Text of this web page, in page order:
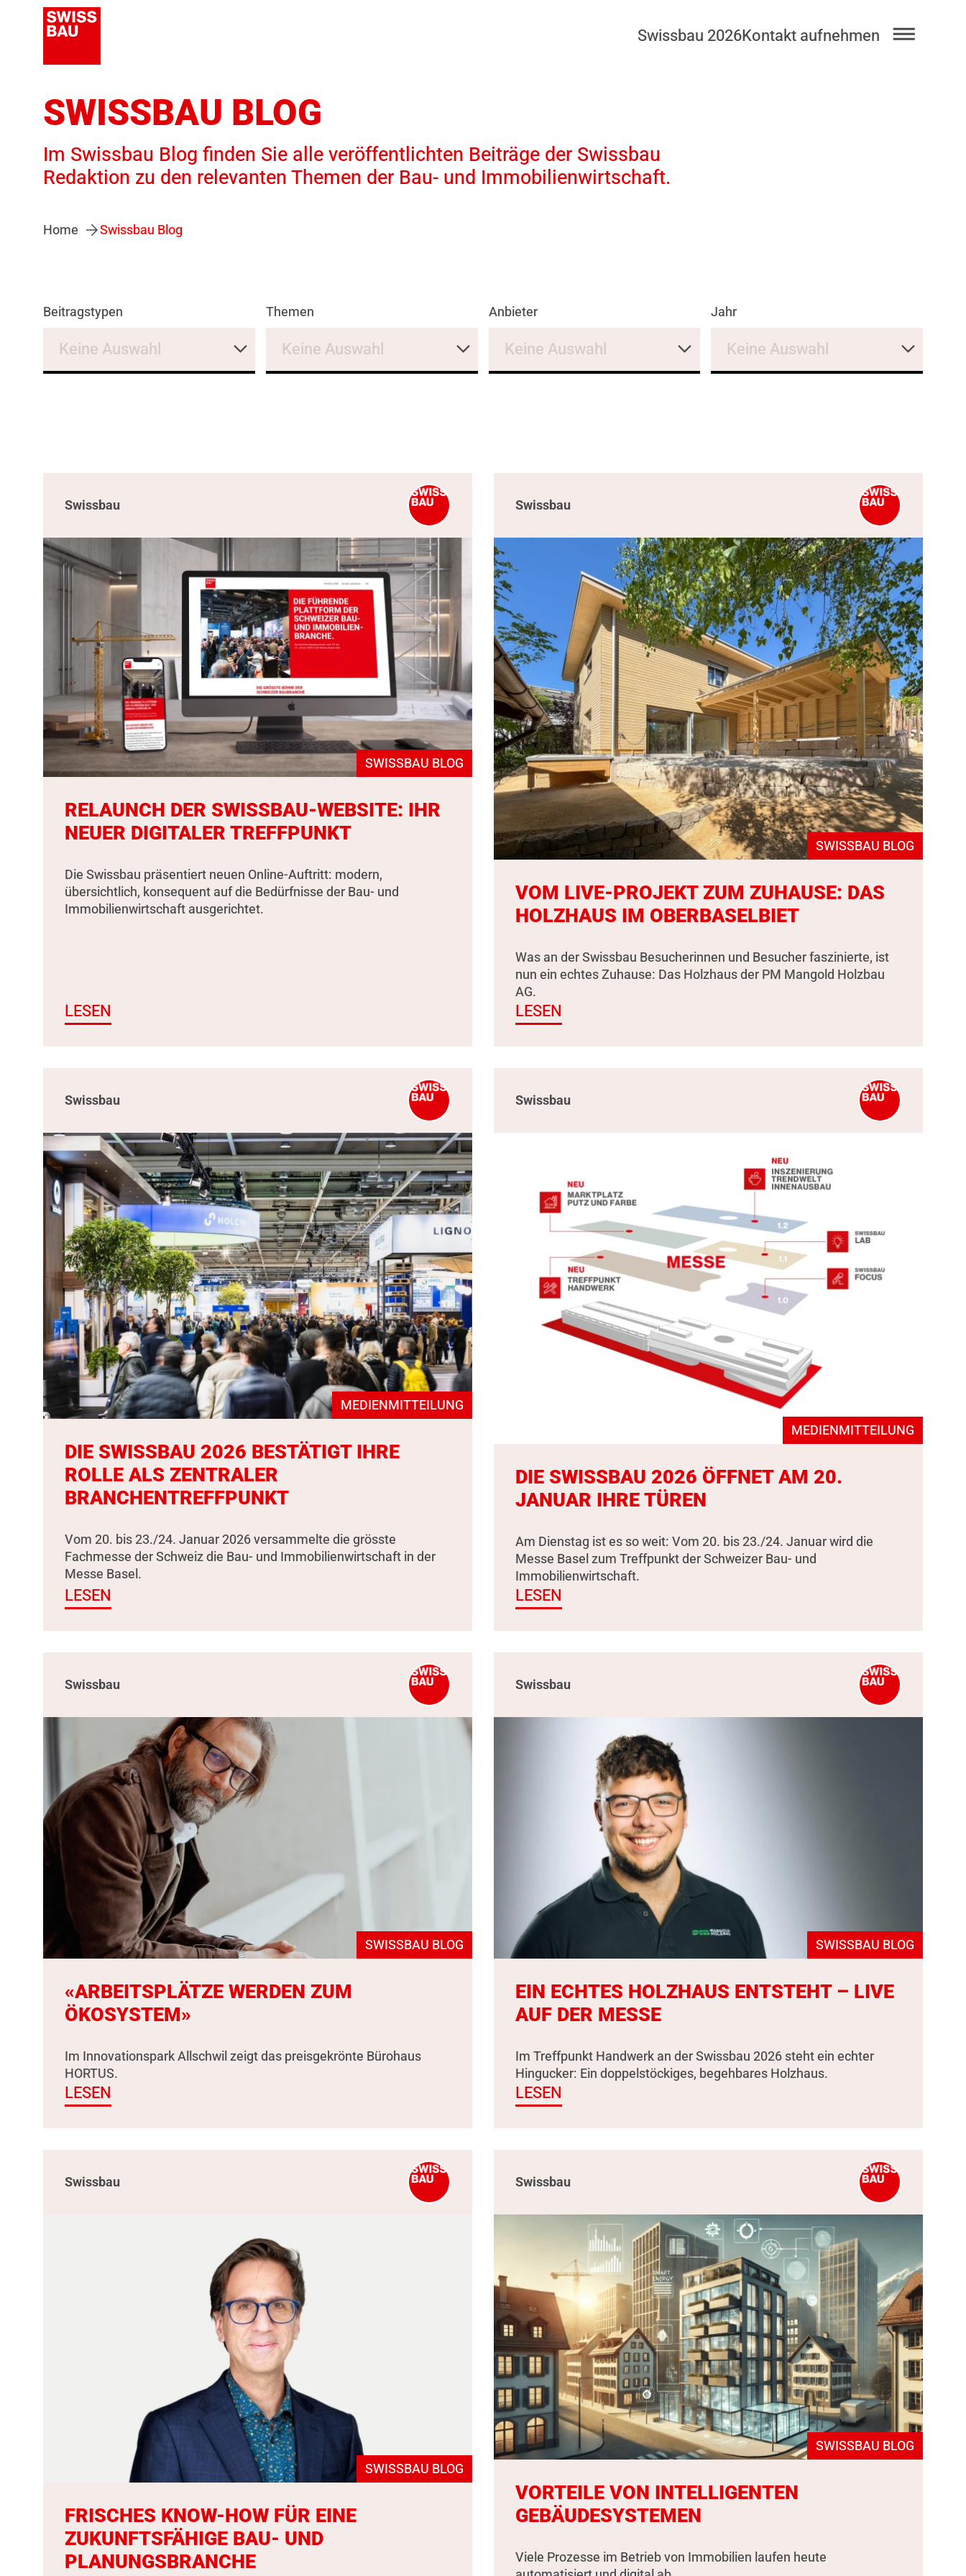
Swissbau 2026Kontakt aufnehmen
SWISSBAU BLOG
Im Swissbau Blog finden Sie alle veröffentlichten Beiträge der Swissbau
Redaktion zu den relevanten Themen der Bau- und Immobilienwirtschaft.
Home Swissbau Blog
Beitragstypen
Keine Auswahl
Themen
Keine Auswahl
Anbieter
Keine Auswahl
Jahr
Keine Auswahl
Swissbau
SWISSBAU BLOG
RELAUNCH DER SWISSBAU-WEBSITE: IHR
NEUER DIGITALER TREFFPUNKT
Die Swissbau präsentiert neuen Online-Auftritt: modern,
übersichtlich, konsequent auf die Bedürfnisse der Bau- und
Immobilienwirtschaft ausgerichtet.
LESEN
Swissbau
SWISSBAU BLOG
VOM LIVE-PROJEKT ZUM ZUHAUSE: DAS
HOLZHAUS IM OBERBASELBIET
Was an der Swissbau Besucherinnen und Besucher faszinierte, ist
nun ein echtes Zuhause: Das Holzhaus der PM Mangold Holzbau
AG.
LESEN
Swissbau
MEDIENMITTEILUNG
DIE SWISSBAU 2026 BESTÄTIGT IHRE
ROLLE ALS ZENTRALER
BRANCHENTREFFPUNKT
Vom 20. bis 23./24. Januar 2026 versammelte die grösste
Fachmesse der Schweiz die Bau- und Immobilienwirtschaft in der
Messe Basel.
LESEN
Swissbau
MEDIENMITTEILUNG
DIE SWISSBAU 2026 ÖFFNET AM 20.
JANUAR IHRE TÜREN
Am Dienstag ist es so weit: Vom 20. bis 23./24. Januar wird die
Messe Basel zum Treffpunkt der Schweizer Bau- und
Immobilienwirtschaft.
LESEN
Swissbau
SWISSBAU BLOG
«ARBEITSPLÄTZE WERDEN ZUM
ÖKOSYSTEM»
Im Innovationspark Allschwil zeigt das preisgekrönte Bürohaus
HORTUS.
LESEN
Swissbau
SWISSBAU BLOG
EIN ECHTES HOLZHAUS ENTSTEHT – LIVE
AUF DER MESSE
Im Treffpunkt Handwerk an der Swissbau 2026 steht ein echter
Hingucker: Ein doppelstöckiges, begehbares Holzhaus.
LESEN
Swissbau
SWISSBAU BLOG
FRISCHES KNOW-HOW FÜR EINE
ZUKUNFTSFÄHIGE BAU- UND
PLANUNGSBRANCHE
Swissbau
SWISSBAU BLOG
VORTEILE VON INTELLIGENTEN
GEBÄUDESYSTEMEN
Viele Prozesse im Betrieb von Immobilien laufen heute